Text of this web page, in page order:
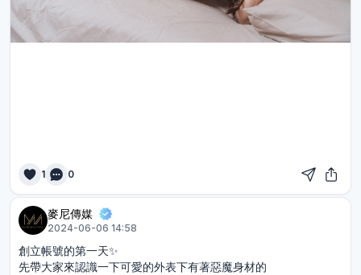
1 0
麥尼傳媒
2024-06-06 14:58
創立帳號的第一天✨
先帶大家來認識一下可愛的外表下有著惡魔身材的